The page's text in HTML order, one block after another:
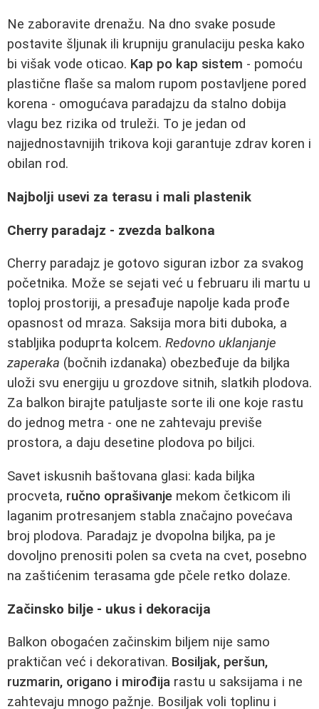
Ne zaboravite drenažu. Na dno svake posude
postavite šljunak ili krupniju granulaciju peska kako
bi višak vode oticao. Kap po kap sistem - pomoću
plastične flaše sa malom rupom postavljene pored
korena - omogućava paradajzu da stalno dobija
vlagu bez rizika od truleži. To je jedan od
najjednostavnijih trikova koji garantuje zdrav koren i
obilan rod.
Najbolji usevi za terasu i mali plastenik
Cherry paradajz - zvezda balkona
Cherry paradajz je gotovo siguran izbor za svakog
početnika. Može se sejati već u februaru ili martu u
toploj prostoriji, a presađuje napolje kada prođe
opasnost od mraza. Saksija mora biti duboka, a
stabljika poduprta kolcem. Redovno uklanjanje
zaperaka (bočnih izdanaka) obezbeđuje da biljka
uloži svu energiju u grozdove sitnih, slatkih plodova.
Za balkon birajte patuljaste sorte ili one koje rastu
do jednog metra - one ne zahtevaju previše
prostora, a daju desetine plodova po biljci.
Savet iskusnih baštovana glasi: kada biljka
procveta, ručno oprašivanje mekom četkicom ili
laganim protresanjem stabla značajno povećava
broj plodova. Paradajz je dvopolna biljka, pa je
dovoljno prenositi polen sa cveta na cvet, posebno
na zaštićenim terasama gde pčele retko dolaze.
Začinsko bilje - ukus i dekoracija
Balkon obogaćen začinskim biljem nije samo
praktičan već i dekorativan. Bosiljak, peršun,
ruzmarin, origano i mirođija rastu u saksijama i ne
zahtevaju mnogo pažnje. Bosiljak voli toplinu i